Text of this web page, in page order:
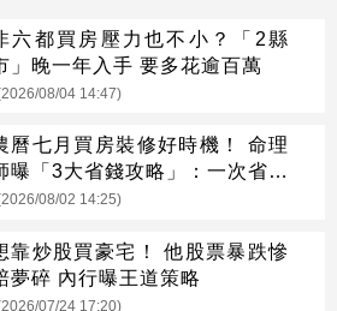
六都買房壓力也不小？「2縣
」晚一年入手 要多花逾百萬
08/04 14:47)
曆七月買房裝修好時機！ 命理
曝「3大省錢攻略」：一次省很
08/02 14:25)
靠炒股買豪宅！ 他股票暴跌慘
夢碎 內行曝王道策略
07/24 17:20)